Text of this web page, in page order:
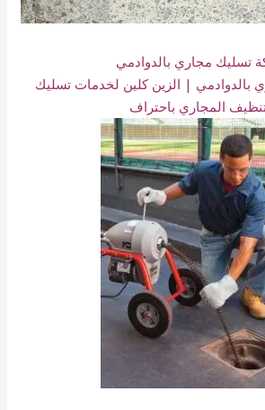
تسليك مجاري بالدوادمي
بالدوادمي | الزين كلين لخدمات تسليك
المجاري باحتراف